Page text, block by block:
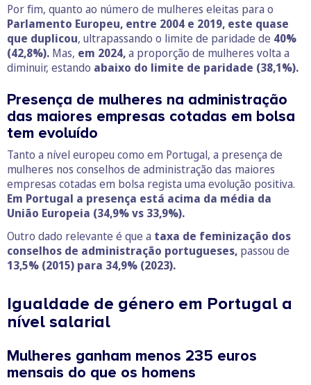
Por fim, quanto ao número de mulheres eleitas para o
Parlamento Europeu, entre 2004 e 2019, este quase
que duplicou, ultrapassando o limite de paridade de 40%
(42,8%). Mas, em 2024,a proporção de mulheres volta a
diminuir, estando abaixo do limite de paridade (38,1%).
Presença de mulheres na administração
das maiores empresas cotadas em bolsa
tem evoluído
Tanto a nível europeu como em Portugal, a presença de
mulheres nos conselhos de administração das maiores
empresas cotadas em bolsa regista uma evolução positiva.
Em Portugal a presença está acima da média da
União Europeia (34,9% vs 33,9%).
Outro dado relevante é que a taxa de feminização dos
conselhos de administração portugueses, passou de
13,5% (2015) para 34,9% (2023).
Igualdade de género em Portugal a
nível salarial
Mulheres ganham menos 235 euros
mensais do que os homens